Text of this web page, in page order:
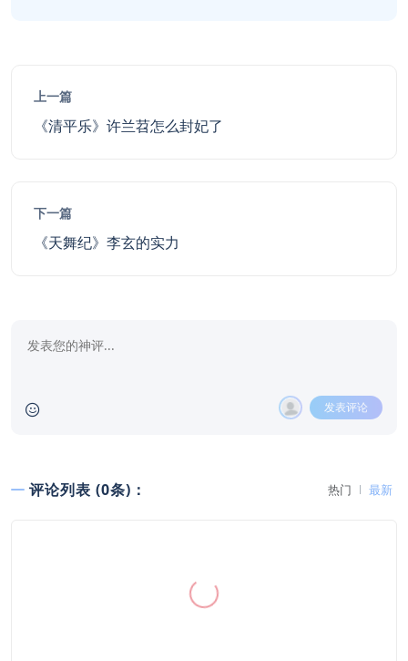
上一篇
《清平乐》许兰苕怎么封妃了
下一篇
《天舞纪》李玄的实力
发表评论
评论列表 (0条)： 热门 最新